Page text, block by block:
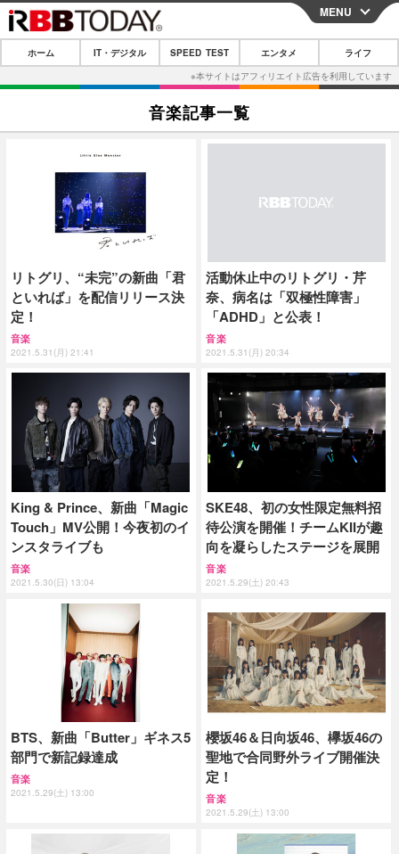
CLOSE
ホーム
IT・デジタルTOP スマートフォン
ネタ
ショッピング その他
SPEED TEST
エンタメ
エンタメTOP 映画・ドラマ
韓流・K-POP
音楽 スポーツ
ブログ
ショッピング その他
ライフ
ライフTOP
ペット ショッピング
プッシュ通知の停止方法
MENU
ホーム IT・デジタル SPEED TEST エンタメ ライフ
音楽記事一覧
リトグリ、“未完”の新曲「君
といれば」を配信リリース決
定！
音楽
2021.5.31(月) 21:41
活動休止中のリトグリ・芹
奈、病名は「双極性障害」
「ADHD」と公表！
音楽
2021.5.31(月) 20:34
King & Prince、新曲「Magic
Touch」MV公開！今夜初のイ
ンスタライブも
音楽
2021.5.30(日) 13:04
SKE48、初の女性限定無料招
待公演を開催！チームKIIが趣
向を凝らしたステージを展開
音楽
2021.5.29(土) 20:43
BTS、新曲「Butter」ギネス5
部門で新記録達成
音楽
2021.5.29(土) 13:00
櫻坂46＆日向坂46、欅坂46の
聖地で合同野外ライブ開催決
定！
音楽
2021.5.29(土) 13:00